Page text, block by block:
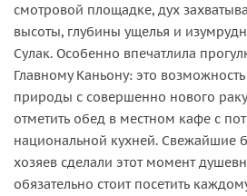
смотровой площадке, дух
высоты, глубины ущелья и
Сулак. Особенно впечатлила
Главному Каньону: это
природы с совершенно нового
отметить обед в местном кафе с
национальной кухней. Свежайшие
хозяев сделали этот момент
обязательно стоит посетить